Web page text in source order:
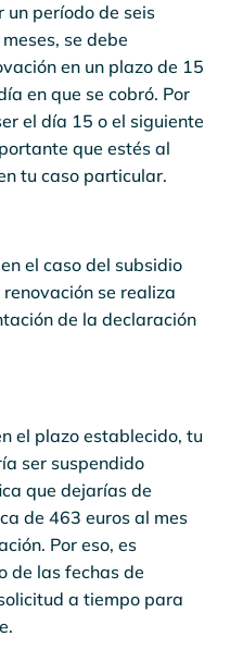
un período de seis
se debe
en un plazo de 15
en que se cobró. Por
el día 15 o el siguiente
que estés al
tu caso particular.
el caso del subsidio
se realiza
de la declaración
el plazo establecido, tu
ser suspendido
que dejarías de
de 463 euros al mes
Por eso, es
de las fechas de
a tiempo para